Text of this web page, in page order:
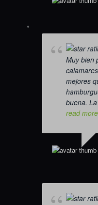
Muy bien
mejores
buena.
read more